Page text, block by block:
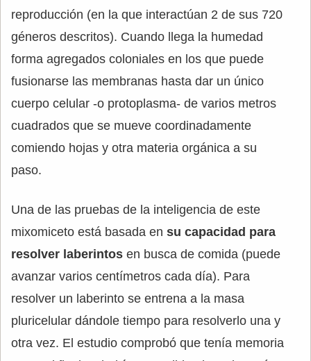
reproducción (en la que interactúan 2 de sus 720
géneros descritos). Cuando llega la humedad
forma agregados coloniales en los que puede
fusionarse las membranas hasta dar un único
cuerpo celular -o protoplasma- de varios metros
cuadrados que se mueve coordinadamente
comiendo hojas y otra materia orgánica a su
paso.
Una de las pruebas de la inteligencia de este
mixomiceto está basada en su capacidad para
resolver laberintos en busca de comida (puede
avanzar varios centímetros cada día). Para
resolver un laberinto se entrena a la masa
pluricelular dándole tiempo para resolverlo una y
otra vez. El estudio comprobó que tenía memoria